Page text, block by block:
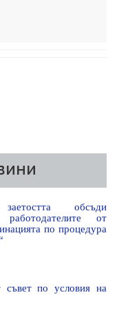
обсъди
от
по процедура
съвет по условия на